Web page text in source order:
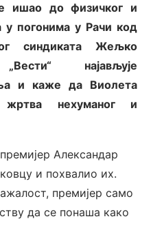
ишао до физичког и
у погонима у Рачи код
синдиката Жељко
најављује
и каже да Виолета
нехуманог и
Александар
и похвалио их.
премијер само
да се понаша како